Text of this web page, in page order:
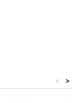
>
<